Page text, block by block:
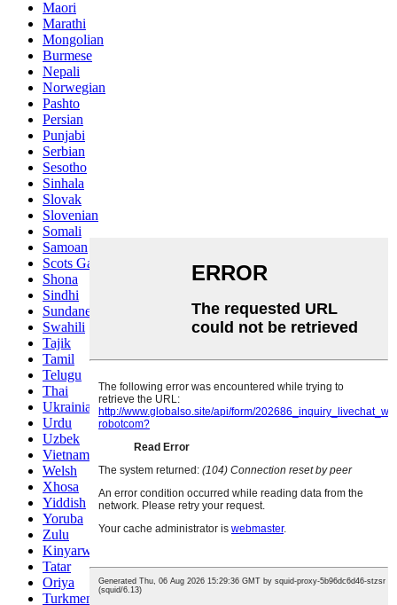
Maori
Marathi
Mongolian
Burmese
Nepali
Norwegian
Pashto
Persian
Punjabi
Serbian
Sesotho
Sinhala
Slovak
Slovenian
Somali
Samoan
Scots Gaelic
Shona
Sindhi
Sundanese
Swahili
Tajik
Tamil
Telugu
Thai
Ukrainian
Urdu
Uzbek
Vietnamese
Welsh
Xhosa
Yiddish
Yoruba
Zulu
Kinyarwanda
Tatar
Oriya
Turkmen